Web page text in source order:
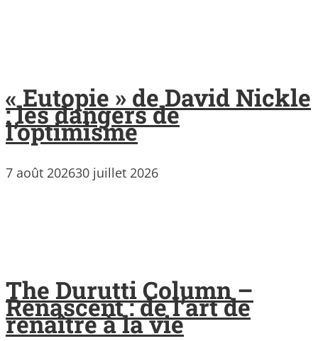
« Eutopie » de David Nickle
: les dangers de
l’optimisme
7 août 202630 juillet 2026
The Durutti Column –
Renascent : de l’art de
renaître à la vie